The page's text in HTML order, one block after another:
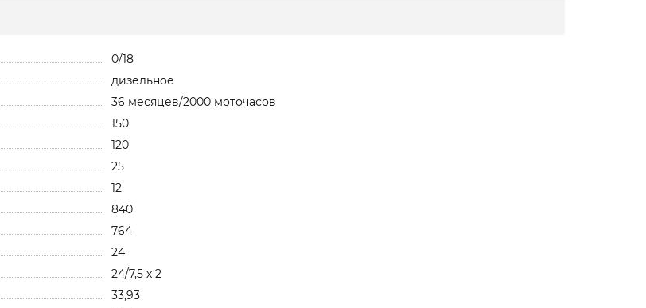
0/18
дизельное
36 месяцев/2000 моточасов
150
120
25
12
840
764
24
24/7,5 х 2
33,93